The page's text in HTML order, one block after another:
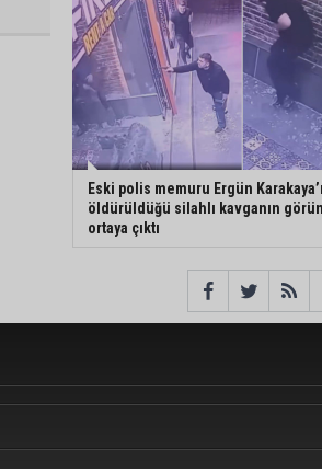
Eski polis memuru Ergün
öldürüldüğü silahlı kavganın
ortaya çıktı